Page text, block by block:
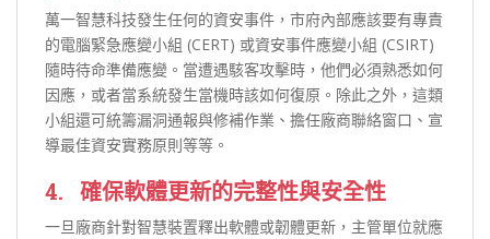
萬一智慧科技發生任何的資安事件，市府內部應該要有專責
的電腦緊急應變小組 (CERT) 或資安事件應變小組 (CSIRT)
隨時待命準備應變。當遭遇駭客攻擊時，他們必須熟悉如何
因應，或者當系統發生當機時該如何復原。除此之外，這類
小組還可統籌漏洞通報與修補作業、擔任廠商聯絡窗口、宣
導最佳資安實務原則等等。
4. 確保軟體更新的完整性與安全性
一旦廠商針對智慧裝置釋出軟體或韌體更新，主管單位就應